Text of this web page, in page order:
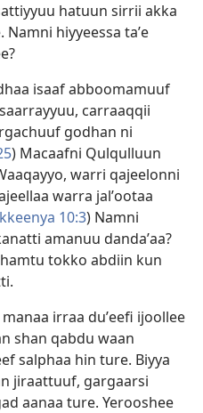
hatuun sirrii akka
hiyyeessa taʼe
isaaf abboomamuuf
carraaqqii
godhan ni
) Macaafni Qulqulluun
warri qajeelonni
warra jalʼootaa
10:3) Namni
amanuu dandaʼaa?
tokko abdiin kun
irraa duʼeefi ijoollee
shan qabdu waan
salphaa hin ture. Biyya
jiraattuuf, gargaarsi
aanaa ture. Yerooshee